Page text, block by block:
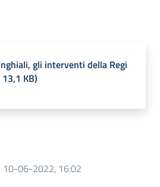
gli interventi della Regi
13,1 KB)
10-06-2022, 16:02